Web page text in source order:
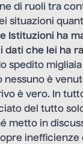
di ruoli tra
situazioni
Istituzioni ha
dati che lei ha
spedito
nessuno è
è vero. In
del tutto
metto in
inefficienze